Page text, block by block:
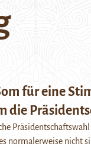
für eine
die
normalerweise nicht